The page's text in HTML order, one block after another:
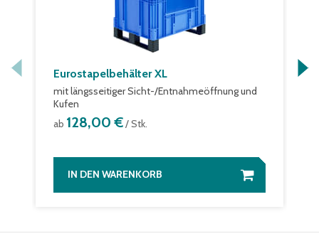
Eurostapelbehälter XL
mit längsseitiger Sicht-/Entnahmeöffnung und
Kufen
ab 128,00 €/ Stk.
IN DEN WARENKORB